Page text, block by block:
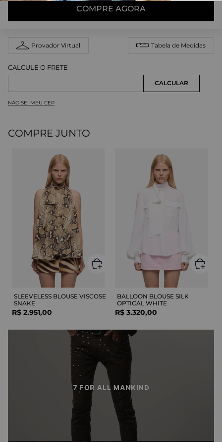
COMPRE AGORA
Provador Virtual Tabela de Medidas
NÃO SEI MEU CEP
COMPRE JUNTO
SLEEVELESS BLOUSE VISCOSE
SNAKE
R$ 2.951,00
BALLOON BLOUSE SILK
OPTICAL WHITE
R$ 3.320,00